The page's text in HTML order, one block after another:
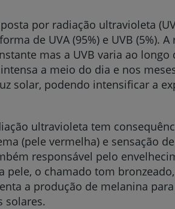
por radiação ultravioleta
de UVA (95%) e UVB (5%). A
mas a UVB varia ao longo
a meio do dia e nos
solar, podendo intensificar a
ultravioleta tem
(pele vermelha) e sensação
responsável pelo
pele, o chamado tom
a produção de melanina
solares.